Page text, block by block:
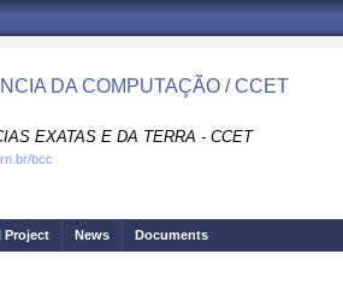
DA COMPUTAÇÃO / CCET
EXATAS E DA TERRA - CCET
bcc
Project News Documents